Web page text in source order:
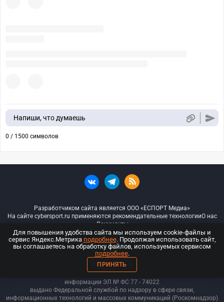
Напиши, что думаешь
0 / 1500 символов
Разработчиком сайта является ООО «ЕСПОРТ Медиа»
На сайте cybersport.ru применяются рекомендательные технологииО нас
Документы
© ООО «Киберспорт.ру» — Все права защищены
18+
ООО «Киберспорт.ру». Свидетельство о регистрации средств массовой
информации ЭЛ № ФС 77 - 74022
выдано Федеральной службой по надзору в сфере связи,
информационных технологий и массовых коммуникаций (Роскомнадзор)
Для повышения удобства сайта мы используем cookie-файлы и
сервис Яндекс.Метрика подробнее. Продолжая использовать сайт,
вы соглашаетесь на обработку файлов, используемых сервисом
подробнее.
ПРИНЯТЬ